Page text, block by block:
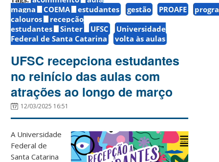
magna
COEMA estudantes gestão PROAFE
calouros
recepção
estudantes
Sinter UFSC
Universidade
Federal de Santa Catarina
volta às aulas
UFSC recepciona estudantes
no reinício das aulas com
atrações ao longo de março
12/03/2025 16:51
A Universidade
Federal de
Santa Catarina